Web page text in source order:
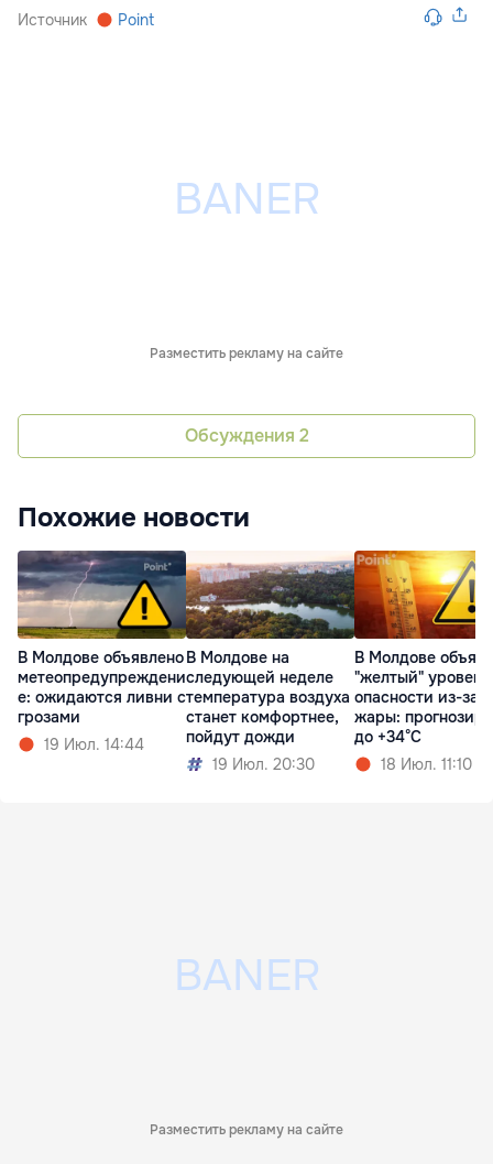
Источник Point
Разместить рекламу на сайте
Обсуждения 2
Похожие новости
В Молдове объявлено
метеопредупреждени
е: ожидаются ливни с
грозами
19 Июл. 14:44
В Молдове на
следующей неделе
температура воздуха
станет комфортнее,
пойдут дожди
19 Июл. 20:30
В Молдове
"желтый" уровень
опасности из-за
жары:
до +34°C
18 Июл. 11:10
Разместить рекламу на сайте